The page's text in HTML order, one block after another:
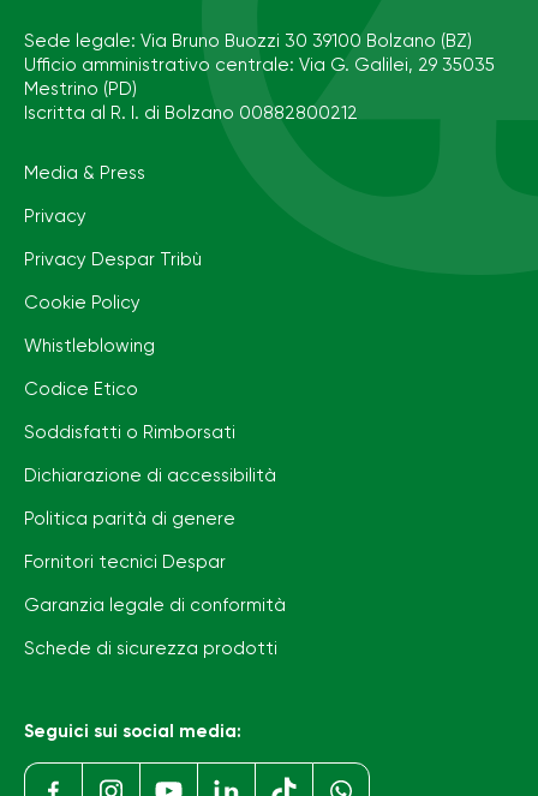
Sede legale: Via Bruno Buozzi 30 39100 Bolzano (BZ)
Ufficio amministrativo centrale: Via G. Galilei, 29 35035
Mestrino (PD)
Iscritta al R. I. di Bolzano 00882800212
Media & Press
Privacy
Privacy Despar Tribù
Cookie Policy
Whistleblowing
Codice Etico
Soddisfatti o Rimborsati
Dichiarazione di accessibilità
Politica parità di genere
Fornitori tecnici Despar
Garanzia legale di conformità
Schede di sicurezza prodotti
Seguici sui social media: